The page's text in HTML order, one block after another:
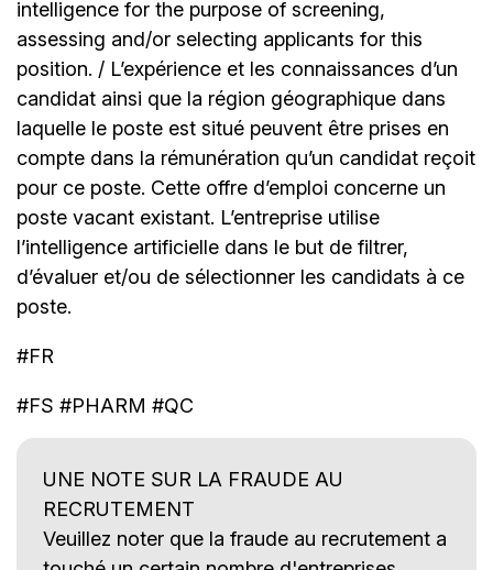
intelligence for the purpose of screening,
assessing and/or selecting applicants for this
position. / L’expérience et les connaissances d’un
candidat ainsi que la région géographique dans
laquelle le poste est situé peuvent être prises en
compte dans la rémunération qu’un candidat reçoit
pour ce poste. Cette offre d’emploi concerne un
poste vacant existant. L’entreprise utilise
l’intelligence artificielle dans le but de filtrer,
d’évaluer et/ou de sélectionner les candidats à ce
poste.
#FR
#FS #PHARM #QC
UNE NOTE SUR LA FRAUDE AU
RECRUTEMENT
Veuillez noter que la fraude au recrutement a